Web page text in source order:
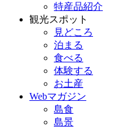
特産品紹介
観光スポット
見どころ
泊まる
食べる
体験する
お土産
Webマガジン
島食
島景